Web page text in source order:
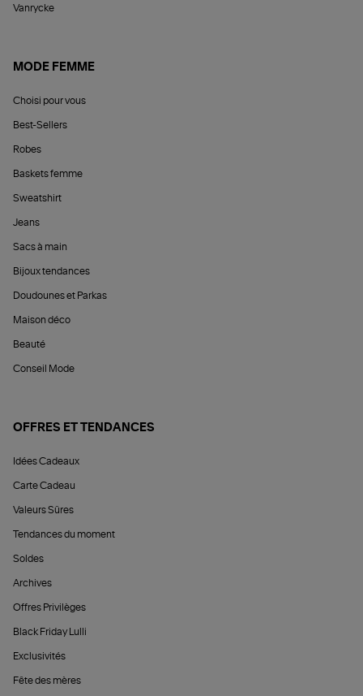
Vanrycke
MODE FEMME
Choisi pour vous
Best-Sellers
Robes
Baskets femme
Sweatshirt
Jeans
Sacs à main
Bijoux tendances
Doudounes et Parkas
Maison déco
Beauté
Conseil Mode
OFFRES ET TENDANCES
Idées Cadeaux
Carte Cadeau
Valeurs Sûres
Tendances du moment
Soldes
Archives
Offres Privilèges
Black Friday Lulli
Exclusivités
Fête des mères